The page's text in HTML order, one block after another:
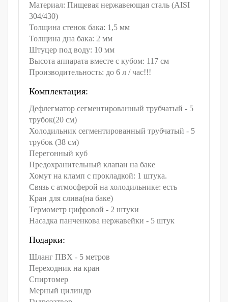
Материал: Пищевая нержавеющая сталь (AISI
304/430)
Толщина стенок бака: 1,5 мм
Толщина дна бака: 2 мм
Штуцер под воду: 10 мм
Высота аппарата вместе с кубом: 117 см
Производительность: до 6 л / час!!!
Комплектация:
Дефлегматор сегментированный трубчатый - 5
трубок(20 см)
Холодильник сегментированный трубчатый - 5
трубок (38 см)
Перегонный куб
Предохранительный клапан на баке
Хомут на кламп с прокладкой: 1 штука.
Связь с атмосферой на холодильнике: есть
Кран для слива(на баке)
Термометр цифровой - 2 штуки
Насадка панченкова нержавейки - 5 штук
Подарки:
Шланг ПВХ - 5 метров
Переходник на кран
Спиртомер
Мерный цилиндр